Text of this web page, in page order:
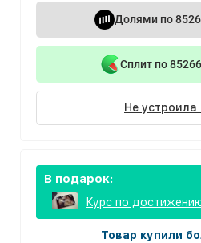
Долями по
Сплит по
Не устроила
В подарок:
Курс по
Товар купили